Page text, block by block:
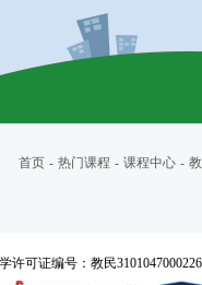
首页 - 热门课程 - 课程中心 -
可证编号：教民